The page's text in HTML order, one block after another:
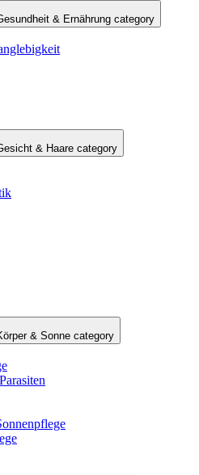
& Ernährung category
& Haare category
& Sonne category